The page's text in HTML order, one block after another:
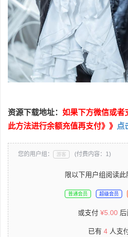
资源下载地址： 如果下方微信或者
此方法进行余额充值再支付》》 点
您的用户组： 游客 (付费内容：1)
限以下用户组阅读
普通会员 超级会员
或支付 ¥5.00
已有 4 人支